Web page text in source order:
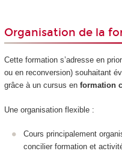
Organisation de la
Cette formation s’adresse en
ou en reconversion) souhaitant
grâce à un cursus en formation
Une organisation flexible :
Cours principalement
concilier formation et